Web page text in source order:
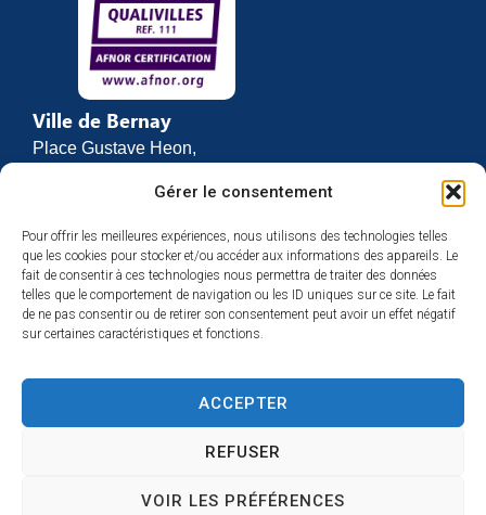
Gérer le consentement
Pour offrir les meilleures expériences, nous utilisons des technologies telles
que les cookies pour stocker et/ou accéder aux informations des appareils. Le
fait de consentir à ces technologies nous permettra de traiter des données
telles que le comportement de navigation ou les ID uniques sur ce site. Le fait
de ne pas consentir ou de retirer son consentement peut avoir un effet négatif
sur certaines caractéristiques et fonctions.
ACCEPTER
REFUSER
VOIR LES PRÉFÉRENCES
Ville de Bernay
Place Gustave Heon,
27307 BERNAY
02 32 46 63 00
Contact
Horaires d’ouverture
Du lundi au vendredi :
et de 13h30 à 17h